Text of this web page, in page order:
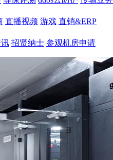
直播视频 游戏 直销&ERP
招贤纳士 参观机房申请